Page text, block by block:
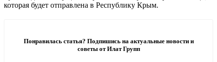
которая будет отправлена в Республику Крым.
Понравилась статья? Подпишись на актуальные новости и
советы от Илат Групп